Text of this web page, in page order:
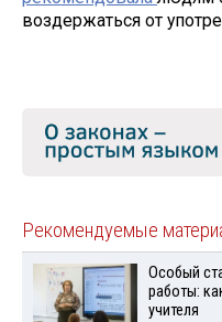
воздержаться от
Рекомендуемые
Особый
работы:
учителя